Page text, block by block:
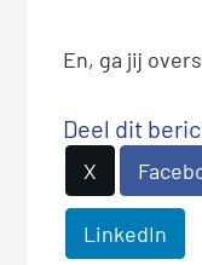
En, ga jij
Deel dit
X
LinkedIn